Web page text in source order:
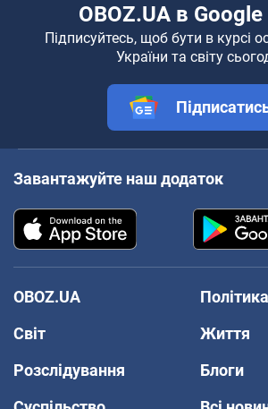
OBOZ.UA в
Підписуйтесь, щоб бути в курсі
України та світу
Завантажуйте наш додаток
OBOZ.UA
Політика
Світ
Життя
Розслідування
Блоги